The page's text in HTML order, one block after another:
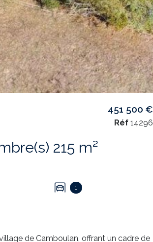
Propriete 10 pièce(s) 6 chambre(s) 215 m²
1
451 500 €
Réf 14296
de Camboulan, offrant un cadre de